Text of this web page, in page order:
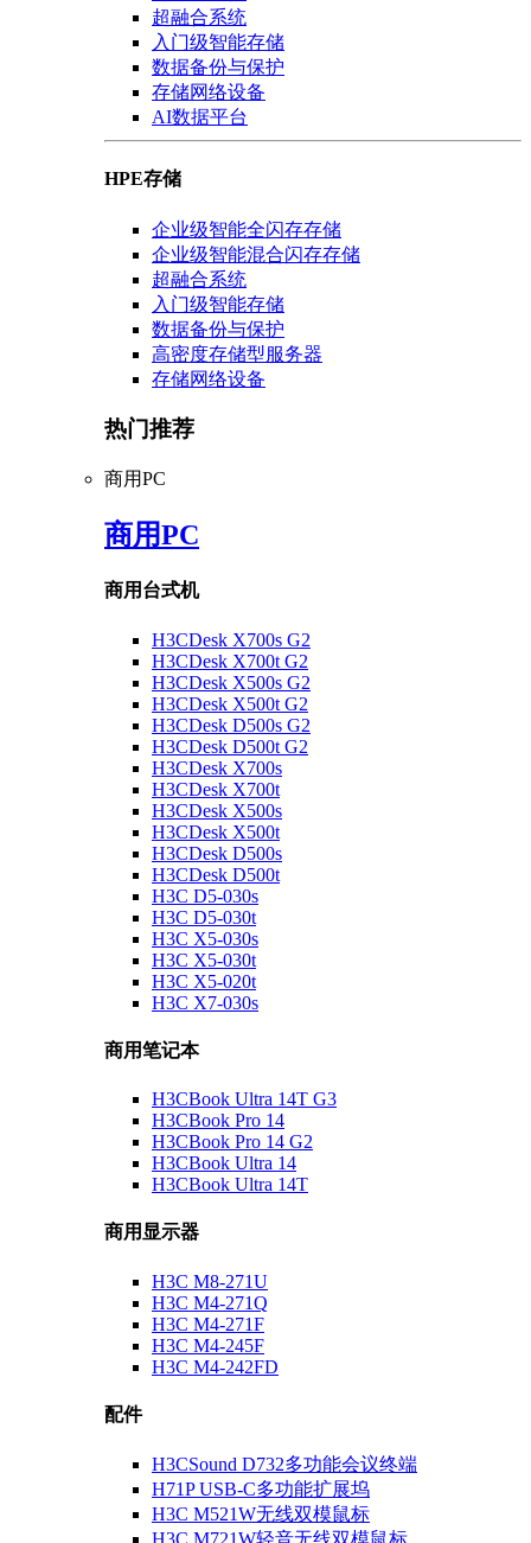
超融合系统
入门级智能存储
数据备份与保护
存储网络设备
AI数据平台
HPE存储
企业级智能全闪存存储
企业级智能混合闪存存储
超融合系统
入门级智能存储
数据备份与保护
高密度存储型服务器
存储网络设备
热门推荐
商用PC
商用PC
商用台式机
H3CDesk X700s G2
H3CDesk X700t G2
H3CDesk X500s G2
H3CDesk X500t G2
H3CDesk D500s G2
H3CDesk D500t G2
H3CDesk X700s
H3CDesk X700t
H3CDesk X500s
H3CDesk X500t
H3CDesk D500s
H3CDesk D500t
H3C D5-030s
H3C D5-030t
H3C X5-030s
H3C X5-030t
H3C X5-020t
H3C X7-030s
商用笔记本
H3CBook Ultra 14T G3
H3CBook Pro 14
H3CBook Pro 14 G2
H3CBook Ultra 14
H3CBook Ultra 14T
商用显示器
H3C M8-271U
H3C M4-271Q
H3C M4-271F
H3C M4-245F
H3C M4-242FD
配件
H3CSound D732多功能会议终端
H71P USB-C多功能扩展坞
H3C M521W无线双模鼠标